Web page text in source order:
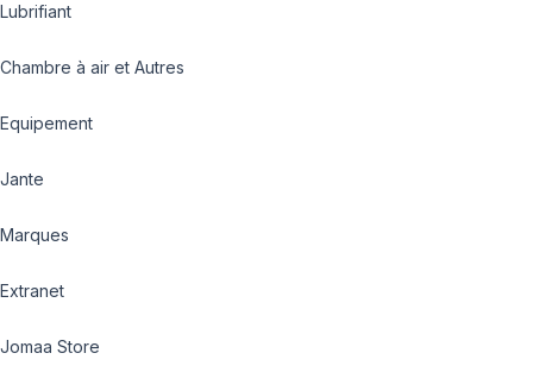
Lubrifiant
Chambre à air et Autres
Equipement
Jante
Marques
Extranet
Jomaa Store